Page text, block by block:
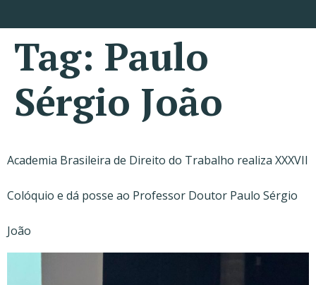
Tag: Paulo
Sérgio João
Academia Brasileira de Direito do Trabalho realiza XXXVII
Colóquio e dá posse ao Professor Doutor Paulo Sérgio
João